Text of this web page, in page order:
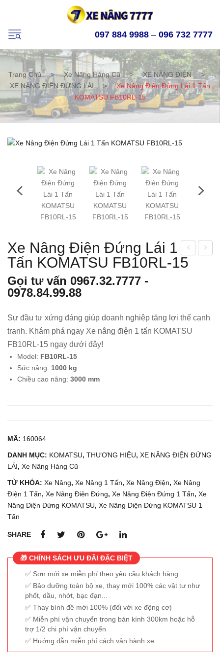
097 884 9988 – 096 732 7777
Trang Chủ > Xe Nâng Hàng Cũ > XE NÂNG ĐIỆN
>
XE NÂNG ĐIỆN ĐỨNG LÁI
>
Xe Nâng Điện Đứng Lái 1 Tấn
KOMATSU FB10RL-15
e
Ngồ
Xe Nâng Điện Đứng Lái 1
Tấn KOMATSU FB10RL-15
Gọi tư vấn 0967.32.7777 -
0978.84.99.88
Sự đầu tư xứng đáng giúp doanh nghiệp tăng lợi thế cạnh
tranh. Khám phá ngay Xe nâng điện 1 tấn KOMATSU
FB10RL-15 ngay dưới đây!
Model: FB10RL-15
Sức nâng: 1000 kg
Chiều cao nâng: 3000 mm
MÃ: 160064
DANH MỤC: KOMATSU, THƯƠNG HIỆU, XE NÂNG ĐIỆN ĐỨNG
LÁI, Xe Nâng Hàng Cũ
TỪ KHÓA: Xe Nâng, Xe Nâng 1 Tấn, Xe Nâng Điện, Xe Nâng
Điện 1 Tấn, Xe Nâng Điện Đứng, Xe Nâng Điện Đứng 1 Tấn, Xe
Nâng Điện Đứng KOMATSU, Xe Nâng Điện Đứng KOMATSU 1
Tấn
SHARE
🎁 CHÍNH SÁCH ƯU ĐÃI ĐẶC BIỆT
Sơn mới xe miễn phí theo yêu cầu khách hàng
Bảo dưỡng toàn bộ xe, thay mới 100% các vật tư như
phốt, dầu, nhớt, bạc đạn...
Thay bình đề mới 100% (đối với xe động cơ)
Miễn phí vận chuyển trong bán kính 300km hoặc hỗ
trợ 1/2 chi phí vận chuyển
Hướng dẫn miễn phí cách vận hành xe